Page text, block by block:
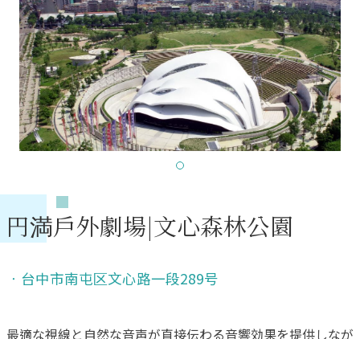
円満戶外劇場|文心森林公園
． 台中市南屯区文心路一段289号
最適な視線と自然な音声が直接伝わる音響効果を提供しなが